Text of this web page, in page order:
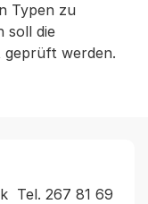
Typen zu
soll die
geprüft werden.
Tel. 267 81 69